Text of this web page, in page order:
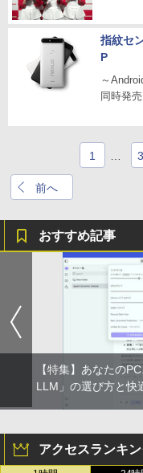
指紋セ
P
～
同時発売
前へ
1
おすすめ記事
【特集】あなたの
LLM」の選び方と快
アクセスランキ